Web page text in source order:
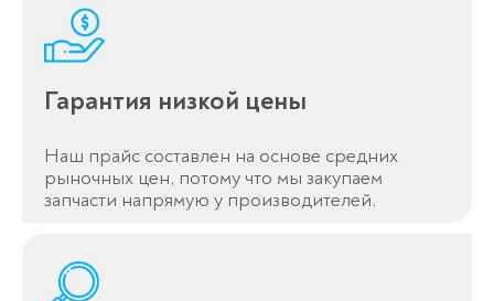
Гарантия низкой цены
Наш прайс составлен на основе средних
рыночных цен, потому что мы закупаем
запчасти напрямую у производителей.